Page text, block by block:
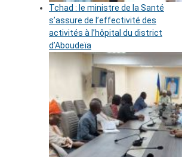
Tchad : le ministre de la Santé
s’assure de l’effectivité des
activités à l’hôpital du district
d’Aboudeïa